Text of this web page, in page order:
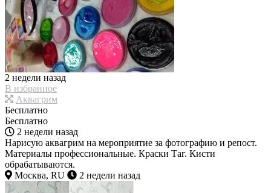
2 недели назад
В избранное
Аквагрим
Бесплатно
Бесплатно
2 недели назад
Нарисую аквагрим на мероприятие за фотографию и репост.
Материалы профессиональные. Краски Таг. Кисти
обрабатываются.
Москва, RU
2 недели назад